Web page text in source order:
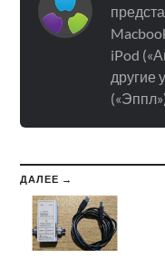
iPod
другие
ДАЛЕЕ →